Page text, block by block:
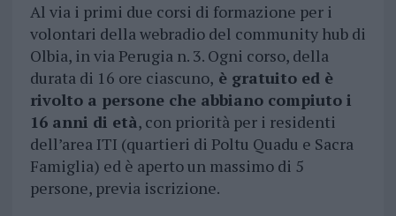
Al via i primi due corsi di formazione per i
volontari della webradio del community hub di
Olbia, in via Perugia n. 3. Ogni corso, della
durata di 16 ore ciascuno, è gratuito ed è
rivolto a persone che abbiano compiuto i
16 anni di età, con priorità per i residenti
dell’area ITI (quartieri di Poltu Quadu e Sacra
Famiglia) ed è aperto un massimo di 5
persone, previa iscrizione.